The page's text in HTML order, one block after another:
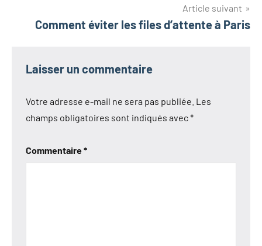
Article suivant
Comment éviter les files d’attente à Paris
Laisser un commentaire
Votre adresse e-mail ne sera pas publiée. Les
champs obligatoires sont indiqués avec*
Commentaire*